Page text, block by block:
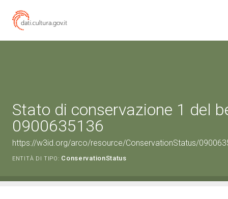
Stato di conservazione 1 del
0900635136
https://w3id.org/arco/resource/ConservationStatus/
ENTITÀ DI TIPO: ConservationStatus